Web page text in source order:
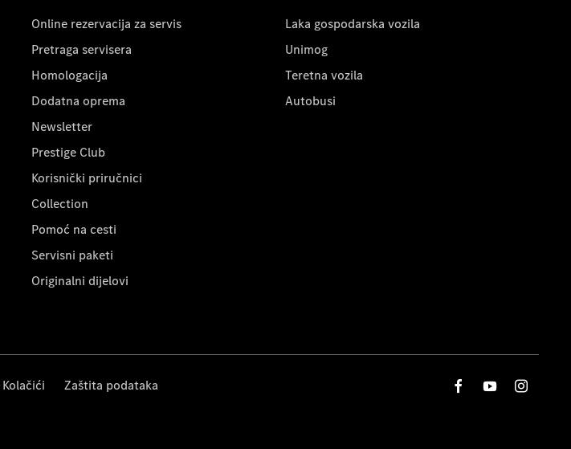
Online rezervacija za servis
Pretraga servisera
Homologacija
Dodatna oprema
Newsletter
Prestige Club
Korisnički priručnici
Collection
Pomoć na cesti
Servisni paketi
Originalni dijelovi
Laka gospodarska vozila
Unimog
Teretna vozila
Autobusi
Kolačići Zaštita podataka